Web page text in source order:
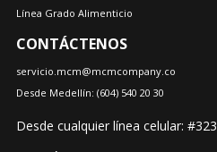
Línea Grado Alimenticio
CONTÁCTENOS
servicio.mcm@mcmcompany.co
Desde Medellín: (604)540 20 30
Desde cualquier línea celular: #323